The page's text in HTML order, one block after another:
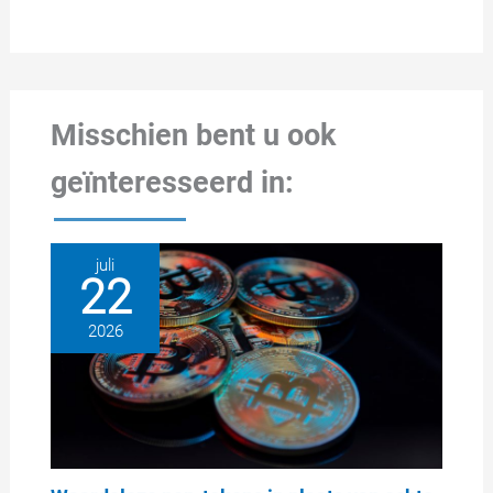
Misschien bent u ook
geïnteresseerd in:
juli
22
2026